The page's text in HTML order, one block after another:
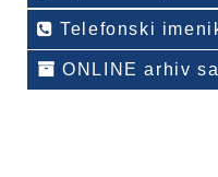
Telefonski
ONLINE arhiv